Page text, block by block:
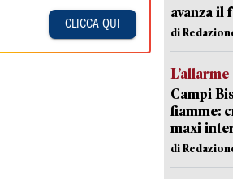
CLICCA QUI
avanza il
di
L’allarme
Campi
fiamme:
maxi
di